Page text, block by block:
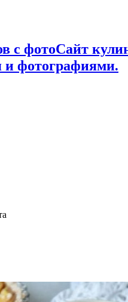
Сайт
и фотографиями.